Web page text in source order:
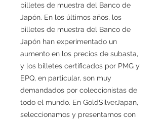
billetes de muestra del Banco de
Japón. En los últimos años, los
billetes de muestra del Banco de
Japón han experimentado un
aumento en los precios de subasta,
y los billetes certificados por PMG y
EPQ, en particular, son muy
demandados por coleccionistas de
todo el mundo. En GoldSilverJapan,
seleccionamos y presentamos con